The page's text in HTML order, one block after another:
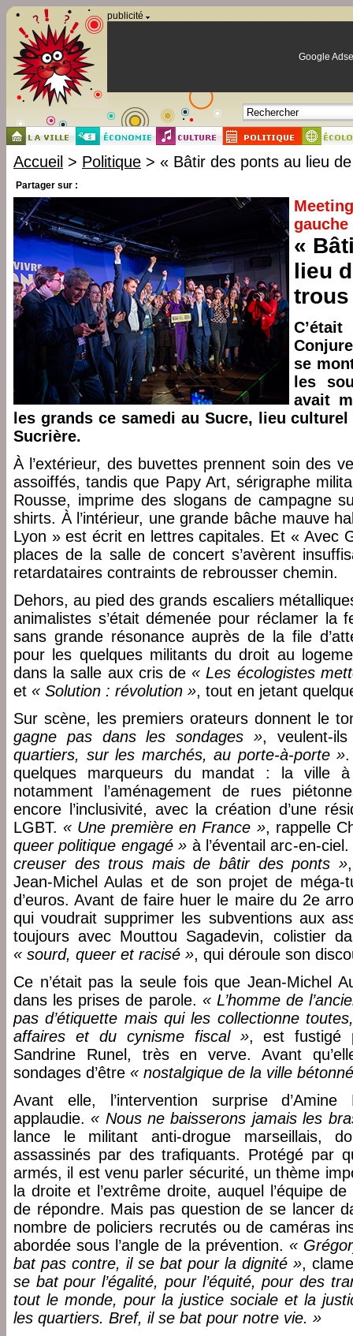
publicité
Google
Accueil > Politique > « Bâtir des ponts au lieu
Partager sur :
gauche
«
lieu
trous
se
les
avait
les grands ce samedi au Sucre, lieu
Sucrière.
À l’extérieur, des buvettes prennent soin des
assoiffés, tandis que Papy Art, sérigraphe
Rousse, imprime des slogans de campagne
shirts. À l’intérieur, une grande bâche mauve
Lyon » est écrit en lettres capitales. Et « Avec
places de la salle de concert s’avèrent
retardataires contraints de rebrousser chemin.
Dehors, au pied des grands escaliers
animalistes s’était démenée pour réclamer la
sans grande résonance auprès de la file
pour les quelques militants du droit au
dans la salle aux cris de« Les écologistes
et « Solution : révolution », tout en jetant
Sur scène, les premiers orateurs donnent le
gagne pas dans les sondages », veulent-
quartiers, sur les marchés, au porte-à-porte »
quelques marqueurs du mandat : la ville à
notamment l’aménagement de rues
encore l’inclusivité, avec la création d’une
LGBT.« Une première en France », rappelle
queer politique engagé » à l’éventail arc-en-ciel.
creuser des trous mais de bâtir des ponts »
Jean-Michel Aulas et de son projet de méga-
d’euros. Avant de faire huer le maire du 2e
qui voudrait supprimer les subventions aux
toujours avec Mouttou Sagadevin, colistier
« sourd, queer et racisé », qui déroule son
Ce n’était pas la seule fois que Jean-Michel
dans les prises de parole. « L’homme de
pas d’étiquette mais qui les collectionne
affaires et du cynisme fiscal », est fustigé
Sandrine Runel, très en verve. Avant
sondages d’être « nostalgique de la ville
Avant elle, l’intervention surprise
applaudie.« Nous ne baisserons jamais les
lance le militant anti-drogue marseillais,
assassinés par des trafiquants. Protégé par
armés, il est venu parler sécurité, un thème
la droite et l’extrême droite, auquel l’équipe
de répondre. Mais pas question de se lancer
nombre de policiers recrutés ou de caméras
abordée sous l’angle de la prévention. «
bat pas contre, il se bat pour la dignité »,
se bat pour l’égalité, pour l’équité, pour des
tout le monde, pour la justice sociale et la
les quartiers. Bref, il se bat pour notre vie. »
Panneau de gestion des cookies